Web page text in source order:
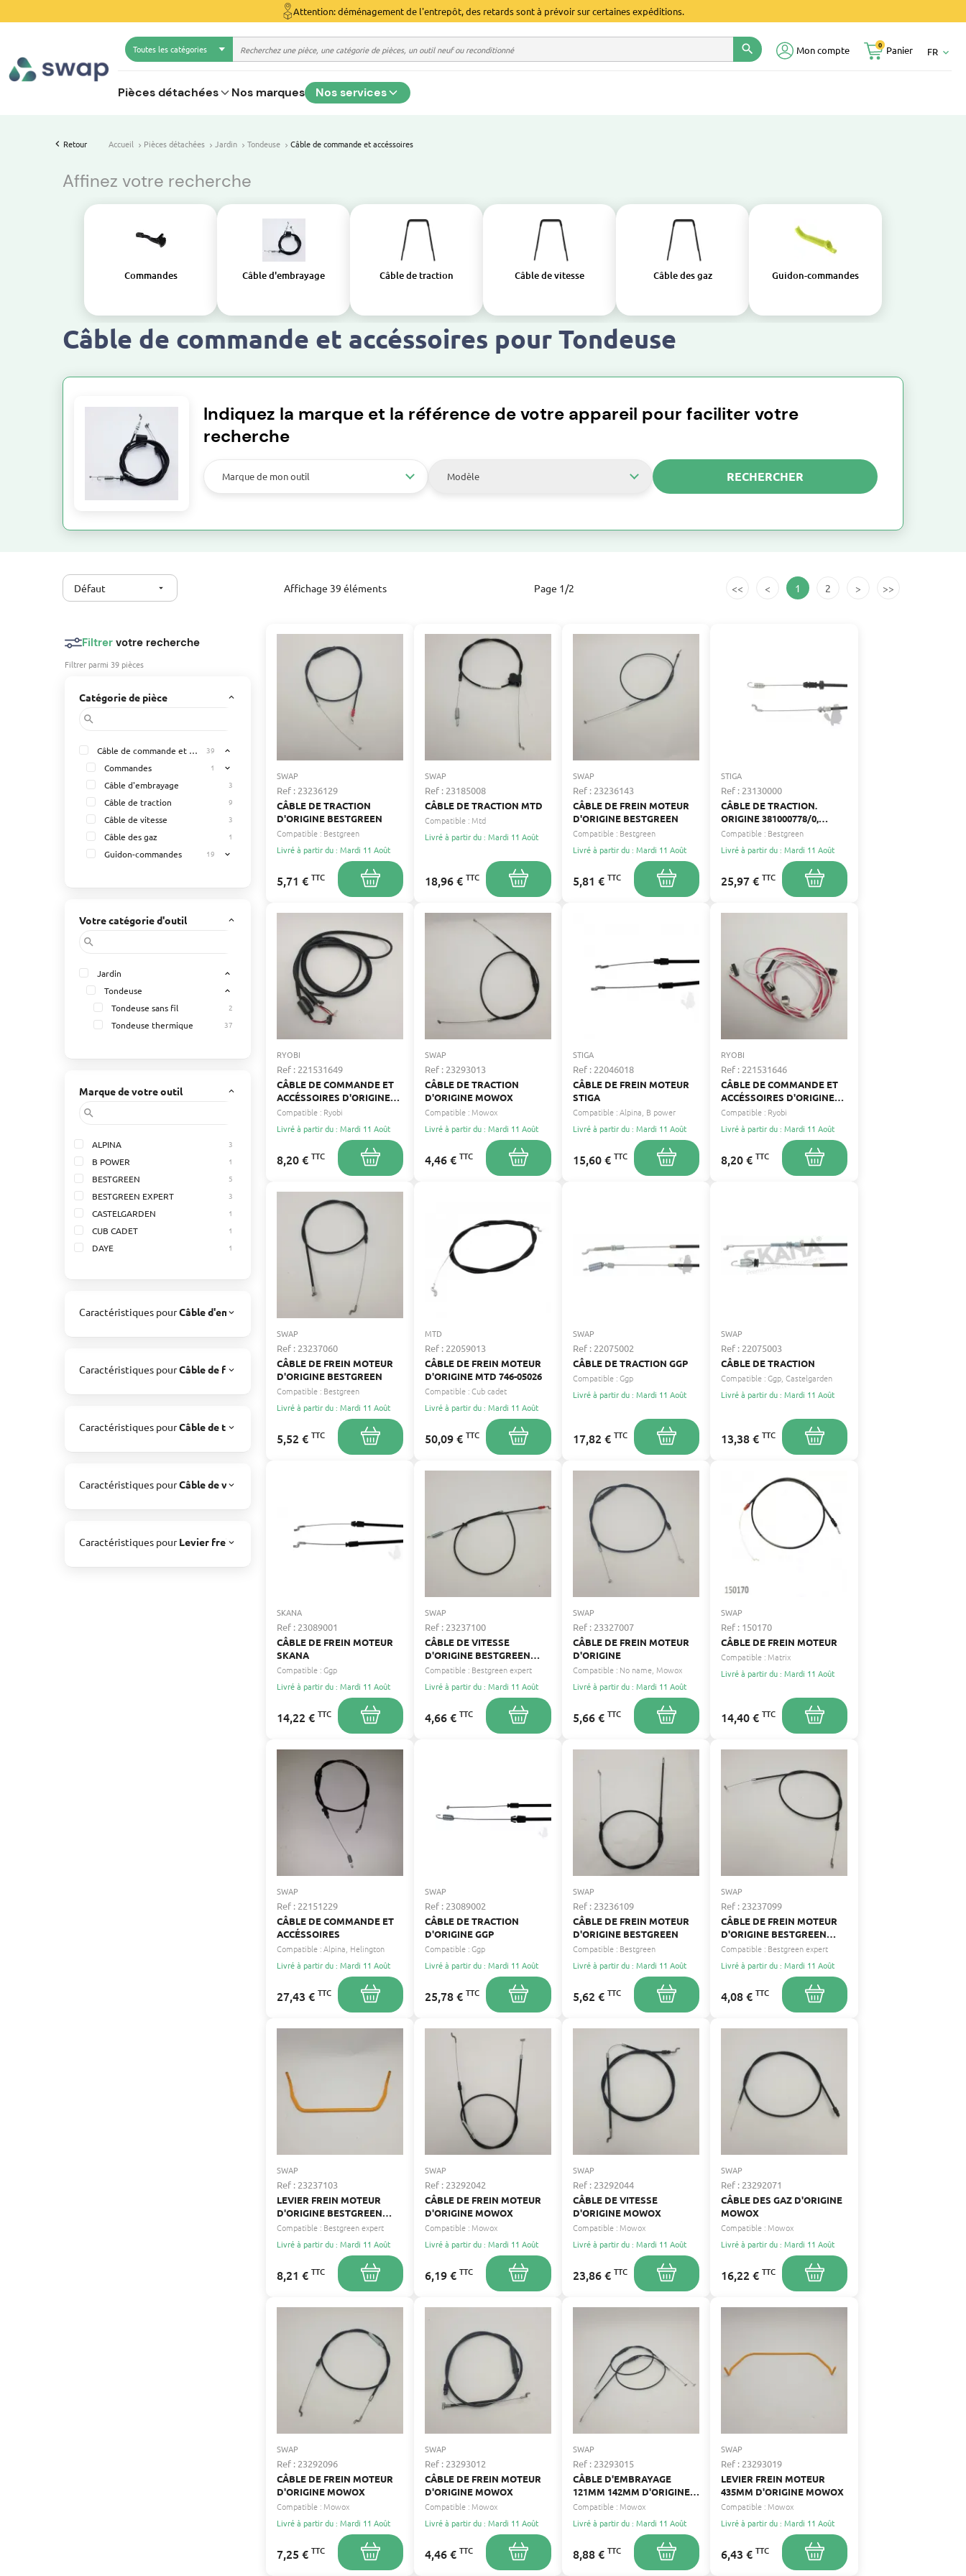
Attention: déménagement de l'entrepôt, des retards sont à prévoir sur certaines expéditions.
Toutes les catégories search Mon compte Panier
0
FR keyboard_arrow_down
Pièces détachées Nos marques Nos services
Retour Accueil Pièces détachées Jardin Tondeuse Câble de commande et accéssoires
Affinez votre recherche
Commandes Câble d'embrayage Câble de traction Câble de vitesse Câble des gaz Guidon-commandes
Câble de commande et accéssoires pour Tondeuse
Indiquez la marque et la référence de votre appareil pour faciliter votre
recherche
Marque de mon outil Modèle RECHERCHER
Défaut arrow_drop_down Affichage 39 éléments Page 1/2 << < 1 2 > >>
Filtrer votre recherche
Filtrer parmi 39 pièces
Catégorie de pièce keyboard_arrow_up
search
Câble de commande et accéssoires 39 expand_less
Commandes 1 expand_more
Câble d'embrayage 3
Câble de traction 9
Câble de vitesse 3
Câble des gaz 1
Guidon-commandes 19 expand_more
Votre catégorie d'outil keyboard_arrow_up
search
Jardin expand_less
Tondeuse expand_less
Tondeuse sans fil 2
Tondeuse thermique 37
Marque de votre outil keyboard_arrow_up
search
ALPINA 3
B POWER 1
BESTGREEN 5
BESTGREEN EXPERT 3
CASTELGARDEN 1
CUB CADET 1
DAYE 1
HELINGTON 1
MATRIX 2
MOWOX
NO NAME 4
Caractéristiques pourCâble d'embrayage Câble de commande et accéssoires
keyboard_arrow_up
Caractéristiques pourCâble de frein moteur Guidon-commandes
keyboard_arrow_up
Caractéristiques pourCâble de traction Câble de commande et accéssoires
keyboard_arrow_up
Caractéristiques pourCâble de vitesse
keyboard_arrow_up
Caractéristiques pourLevier frein moteur Guidon-commandes
keyboard_arrow_up
SWAP
Ref : 23236129
CÂBLE DE TRACTION
D'ORIGINE BESTGREEN
Compatible : Bestgreen
Livré à partir du : Mardi 11 Août
5,71 € TTC
SWAP
Ref : 23185008
CÂBLE DE TRACTION MTD
Compatible : Mtd
Livré à partir du : Mardi 11 Août
18,96 € TTC
SWAP
Ref : 23236143
CÂBLE DE FREIN MOTEUR
D'ORIGINE BESTGREEN
Compatible : Bestgreen
Livré à partir du : Mardi 11 Août
5,81 € TTC
STIGA
Ref : 23130000
CÂBLE DE TRACTION.
ORIGINE 381000778/0,
481000778/0
Compatible : Bestgreen
Livré à partir du : Mardi 11 Août
25,97 € TTC
RYOBI
Ref : 221531649
CÂBLE DE COMMANDE ET
ACCÉSSOIRES D'ORIGINE
RYOBI 5131035606
Compatible : Ryobi
Livré à partir du : Mardi 11 Août
8,20 € TTC
SWAP
Ref : 23293013
CÂBLE DE TRACTION
D'ORIGINE MOWOX
Compatible : Mowox
Livré à partir du : Mardi 11 Août
4,46 € TTC
STIGA
Ref : 22046018
CÂBLE DE FREIN MOTEUR
STIGA
Compatible :Alpina B power
Livré à partir du : Mardi 11 Août
15,60 € TTC
RYOBI
Ref : 221531646
CÂBLE DE COMMANDE ET
ACCÉSSOIRES D'ORIGINE
RYOBI 5131035600
Compatible : Ryobi
Livré à partir du : Mardi 11 Août
8,20 € TTC
SWAP
Ref : 23237060
CÂBLE DE FREIN MOTEUR
D'ORIGINE BESTGREEN
Compatible : Bestgreen
Livré à partir du : Mardi 11 Août
5,52 € TTC
MTD
Ref : 22059013
CÂBLE DE FREIN MOTEUR
D'ORIGINE MTD 746-05026
Compatible :Cub cadet
Livré à partir du : Mardi 11 Août
50,09 € TTC
SWAP
Ref : 22075002
CÂBLE DE TRACTION GGP
Compatible :Ggp
Livré à partir du : Mardi 11 Août
17,82 € TTC
SWAP
Ref : 22075003
CÂBLE DE TRACTION
Compatible :Ggp Castelgarden
Livré à partir du : Mardi 11 Août
13,38 € TTC
SKANA
Ref : 23089001
CÂBLE DE FREIN MOTEUR
SKANA
Compatible :Ggp
Livré à partir du : Mardi 11 Août
14,22 € TTC
SWAP
Ref : 23237100
CÂBLE DE VITESSE
D'ORIGINE BESTGREEN
EXPERT
Compatible : Bestgreen expert
Livré à partir du : Mardi 11 Août
4,66 € TTC
SWAP
Ref : 23327007
CÂBLE DE FREIN MOTEUR
D'ORIGINE
Compatible : No name Mowox
Livré à partir du : Mardi 11 Août
5,66 € TTC
SWAP
Ref : 150170
CÂBLE DE FREIN MOTEUR
Compatible : Matrix
Livré à partir du : Mardi 11 Août
14,40 € TTC
SWAP
Ref : 22151229
CÂBLE DE COMMANDE ET
ACCÉSSOIRES
Compatible :Alpina Helington
Livré à partir du : Mardi 11 Août
27,43 € TTC
SWAP
Ref : 23089002
CÂBLE DE TRACTION
D'ORIGINE GGP
Compatible :Ggp
Livré à partir du : Mardi 11 Août
25,78 € TTC
SWAP
Ref : 23236109
CÂBLE DE FREIN MOTEUR
D'ORIGINE BESTGREEN
Compatible : Bestgreen
Livré à partir du : Mardi 11 Août
5,62 € TTC
SWAP
Ref : 23237099
CÂBLE DE FREIN MOTEUR
D'ORIGINE BESTGREEN
EXPERT
Compatible : Bestgreen expert
Livré à partir du : Mardi 11 Août
4,08 € TTC
SWAP
Ref : 23237103
LEVIER FREIN MOTEUR
D'ORIGINE BESTGREEN
EXPERT
Compatible : Bestgreen expert
Livré à partir du : Mardi 11 Août
8,21 € TTC
SWAP
Ref : 23292042
CÂBLE DE FREIN MOTEUR
D'ORIGINE MOWOX
Compatible : Mowox
Livré à partir du : Mardi 11 Août
6,19 € TTC
SWAP
Ref : 23292044
CÂBLE DE VITESSE
D'ORIGINE MOWOX
Compatible : Mowox
Livré à partir du : Mardi 11 Août
23,86 € TTC
SWAP
Ref : 23292071
CÂBLE DES GAZ D'ORIGINE
MOWOX
Compatible : Mowox
Livré à partir du : Mardi 11 Août
16,22 € TTC
SWAP
Ref : 23292096
CÂBLE DE FREIN MOTEUR
D'ORIGINE MOWOX
Compatible : Mowox
Livré à partir du : Mardi 11 Août
7,25 € TTC
SWAP
Ref : 23293012
CÂBLE DE FREIN MOTEUR
D'ORIGINE MOWOX
Compatible : Mowox
Livré à partir du : Mardi 11 Août
4,46 € TTC
SWAP
Ref : 23293015
CÂBLE D'EMBRAYAGE
121MM 142MM D'ORIGINE
MOWOX
Compatible : Mowox
Livré à partir du : Mardi 11 Août
8,88 € TTC
SWAP
Ref : 23293019
LEVIER FREIN MOTEUR
435MM D'ORIGINE MOWOX
Compatible : Mowox
Livré à partir du : Mardi 11 Août
6,43 € TTC